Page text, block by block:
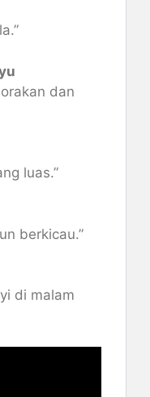
dan
luas.”
berkicau.”
di malam